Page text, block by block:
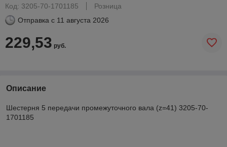
Код: 3205-70-1701185
Розница
Отправка с 11 августа 2026
229,53 руб.
Описание
Шестерня 5 передачи промежуточного вала (z=41) 3205-70-
1701185